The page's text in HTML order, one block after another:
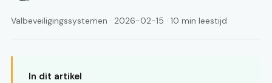
Valbeveiligingssystemen · 2026-02-15 · 10 min leestijd
In dit artikel